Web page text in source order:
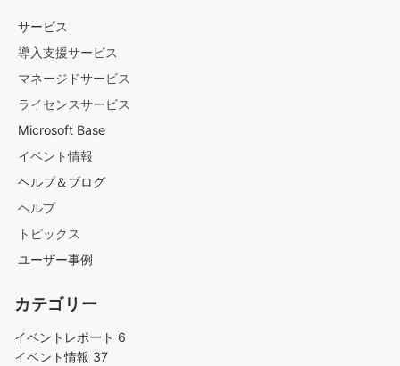
サービス
導入支援サービス
マネージドサービス
ライセンスサービス
Microsoft Base
イベント情報
ヘルプ＆ブログ
ヘルプ
トピックス
ユーザー事例
カテゴリー
イベントレポート 6
イベント情報 37